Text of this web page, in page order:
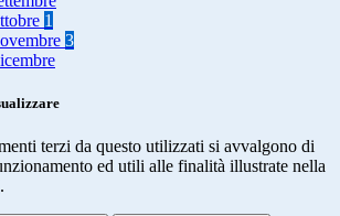
1
3
terzi da questo utilizzati si avvalgono di
ed utili alle finalità illustrate nella
.